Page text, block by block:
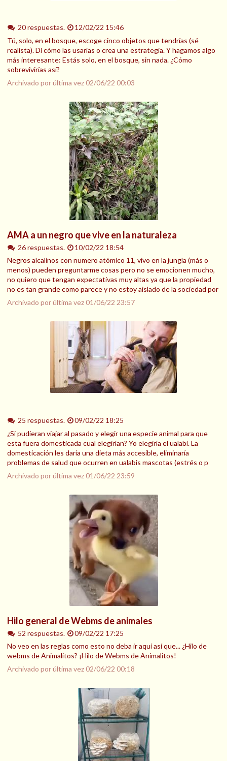
20 respuestas.
12/02/22 15:46
Tú, solo, en el bosque, escoge cinco objetos que tendrías (sé
realista). Di cómo las usarías o crea una estrategia. Y hagamos algo
más interesante: Estás solo, en el bosque, sin nada. ¿Cómo
sobrevivirías así?
Archivado por última vez02/06/22 00:03
AMA a un negro que vive en la naturaleza
26 respuestas.
10/02/22 18:54
Negros alcalinos con numero atómico 11, vivo en la jungla (más o
menos) pueden preguntarme cosas pero no se emocionen mucho,
no quiero que tengan expectativas muy altas ya que la propiedad
no es tan grande como parece y no estoy aislado de la sociedad por
Archivado por última vez01/06/22 23:57
25 respuestas.
09/02/22 18:25
¿Si pudieran viajar al pasado y elegir una especie animal para que
esta fuera domesticada cual elegirían? Yo elegiría el ualabí​. La
domesticación les daría una dieta más accesible, eliminaría
problemas de salud que ocurren en ualabis mascotas (estrés o p
Archivado por última vez01/06/22 23:59
Hilo general de Webms de animales
52 respuestas.
09/02/22 17:25
No veo en las reglas como esto no deba ir aquí así que... ¿Hilo de
webms de Animalitos? ¡Hilo de Webms de Animalitos!
Archivado por última vez02/06/22 00:18